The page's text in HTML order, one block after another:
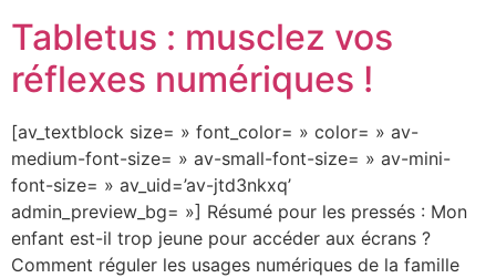
Tabletus : musclez vos
réflexes numériques !
[av_textblock size= » font_color= » color= » av-
medium-font-size= » av-small-font-size= » av-mini-
font-size= » av_uid=’av-jtd3nkxq’
admin_preview_bg= »] Résumé pour les pressés : Mon
enfant est-il trop jeune pour accéder aux écrans ?
Comment réguler les usages numériques de la famille